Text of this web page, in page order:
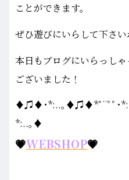
ことができます。
ぜひ遊びにいらして下さ
本日もブログにいらっし
ございました！
♦♫♦･*:..｡♦♫♦*ﾟ¨ﾟﾟ･
*:..｡♦
💗WEBSHOP💗